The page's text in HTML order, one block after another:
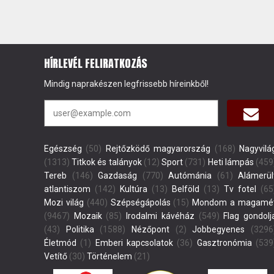
HÍRLEVÉL FELIRATKOZÁS
Mindig naprakészen legfrissebb híreinkből!
Egészség (50) Rejtőzködő magyarország (168)
(1313) Titkok és talányok(12) Sport (731) Heti lámpás
Tereb (146) Gazdaság (770) Autómánia (61)
atlantiszom (142) Kultúra (13) Belföld (13) Tv fotel
Mozi világ (440) Szépségápolás (15) Mondom a
(9467)
Mozaik(85) Irodalmi kávéház (549) Flag
(43)
Politika (1588) Nézőpont (2) Jobbegyenes
Életmód (1) Emberi kapcsolatok (36) Gasztronómia
Vetítő (30) Történelem (21)